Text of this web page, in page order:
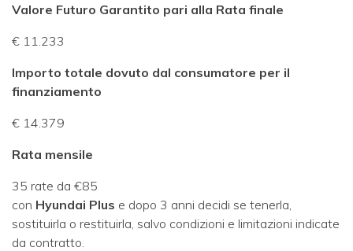
Valore Futuro Garantito pari alla Rata finale
€ 11.233
Importo totale dovuto dal consumatore per il
finanziamento
€ 14.379
Rata mensile
35 rate da €85
con Hyundai Plus e dopo 3 anni decidi se tenerla,
sostituirla o restituirla, salvo condizioni e limitazioni indicate
da contratto.